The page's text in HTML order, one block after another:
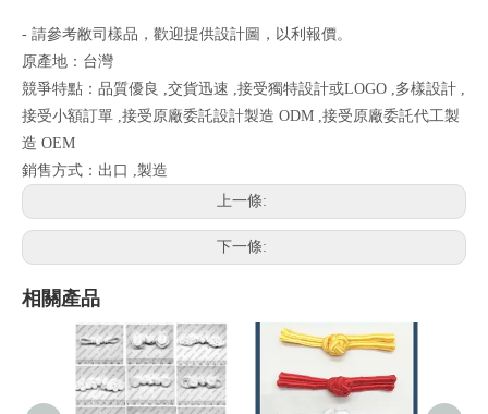
- 請參考敝司樣品，歡迎提供設計圖，以利報價。
原產地：台灣
競爭特點：品質優良 ,交貨迅速 ,接受獨特設計或LOGO ,多樣設計 ,
接受小額訂單 ,接受原廠委託設計製造 ODM ,接受原廠委託代工製
造 OEM
銷售方式：出口 ,製造
上一條:
下一條:
相關產品